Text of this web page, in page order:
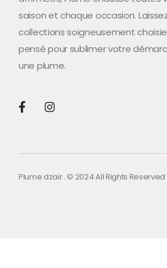
saison et chaque occasion.
collections soigneusement
pensé pour sublimer votre
une plume.
Plume dzair . © 2024 All Rights Reserved